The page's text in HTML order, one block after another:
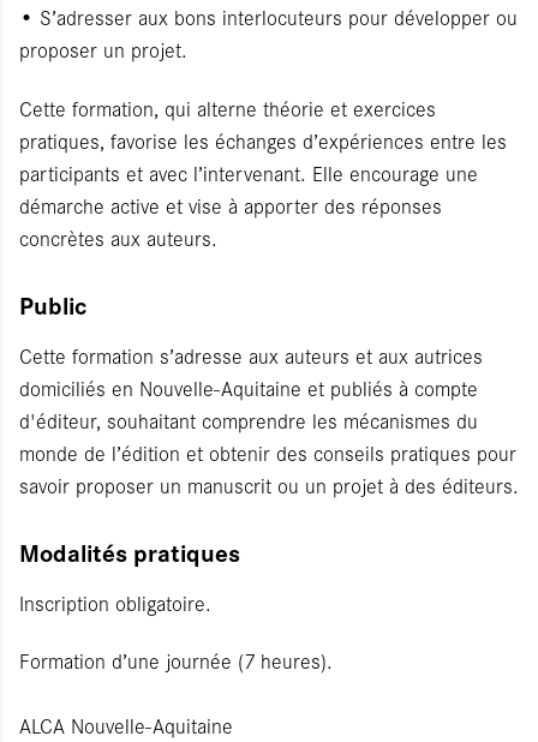
• S’adresser aux bons interlocuteurs pour développer ou
proposer un projet.
Cette formation, qui alterne théorie et exercices
pratiques, favorise les échanges d’expériences entre les
participants et avec l’intervenant. Elle encourage une
démarche active et vise à apporter des réponses
concrètes aux auteurs.
Public
Cette formation s’adresse aux auteurs et aux autrices
domiciliés en Nouvelle-Aquitaine et publiés à compte
d'éditeur, souhaitant comprendre les mécanismes du
monde de l’édition et obtenir des conseils pratiques pour
savoir proposer un manuscrit ou un projet à des éditeurs.
Modalités pratiques
Inscription obligatoire.
Formation d’une journée (7 heures).
ALCA Nouvelle-Aquitaine